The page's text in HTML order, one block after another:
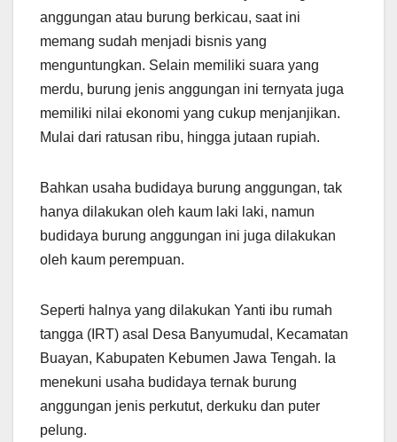
anggungan atau burung berkicau, saat ini
memang sudah menjadi bisnis yang
menguntungkan. Selain memiliki suara yang
merdu, burung jenis anggungan ini ternyata juga
memiliki nilai ekonomi yang cukup menjanjikan.
Mulai dari ratusan ribu, hingga jutaan rupiah.
Bahkan usaha budidaya burung anggungan, tak
hanya dilakukan oleh kaum laki laki, namun
budidaya burung anggungan ini juga dilakukan
oleh kaum perempuan.
Seperti halnya yang dilakukan Yanti ibu rumah
tangga (IRT) asal Desa Banyumudal, Kecamatan
Buayan, Kabupaten Kebumen Jawa Tengah. Ia
menekuni usaha budidaya ternak burung
anggungan jenis perkutut, derkuku dan puter
pelung.